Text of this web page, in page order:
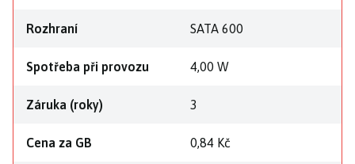
Rozhraní SATA 600
Spotřeba při provozu 4,00 W
Záruka (roky) 3
Cena za GB 0,84 Kč